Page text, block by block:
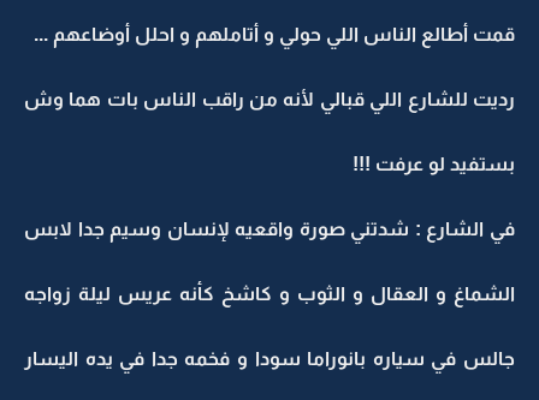
قمت أطالع الناس اللي حولي و أتاملهم و احلل أوضاعهم ...
رديت للشارع اللي قبالي لأنه من راقب الناس بات هما وش
بستفيد لو عرفت !!!
في الشارع : شدتني صورة واقعيه لإنسان وسيم جدا لابس
الشماغ و العقال و الثوب و كاشخ كأنه عريس ليلة زواجه
جالس في سياره بانوراما سودا و فخمه جدا في يده اليسار